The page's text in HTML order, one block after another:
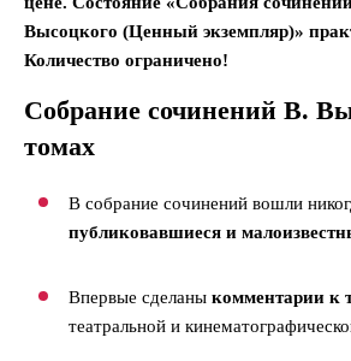
Высоцкого (Ценный экземпляр)»
Количество ограничено!
Собрание сочинений В.
томах
В собрание сочинений вошли
публиковавшиеся и
Впервые сделаны комментарии к
театральной и